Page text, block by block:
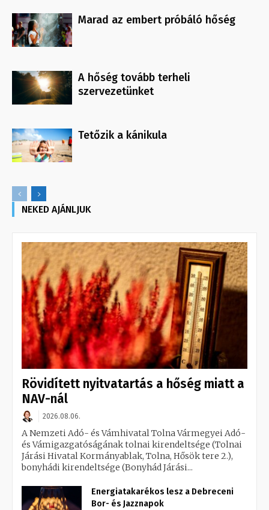
Marad az embert próbáló hőség
A hőség tovább terheli
szervezetünket
Tetőzik a kánikula
NEKED AJÁNLJUK
Rövidített nyitvatartás a hőség miatt a
NAV-nál
2026.08.06.
A Nemzeti Adó- és Vámhivatal Tolna Vármegyei Adó-
és Vámigazgatóságának tolnai kirendeltsége (Tolnai
Járási Hivatal Kormányablak, Tolna, Hősök tere 2.),
bonyhádi kirendeltsége (Bonyhád Járási...
Energiatakarékos lesz a Debreceni
Bor- és Jazznapok